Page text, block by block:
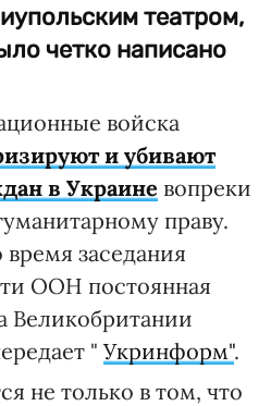
театром,
четко написано
войска
и убивают
в Украине вопреки
праву.
заседания
ООН постоянная
Великобритании
" Укринформ".
не только в том, что